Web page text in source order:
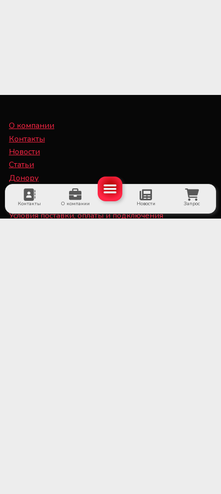
Контакты О компании Новости Запрос
О компании
Контакты
Новости
Статьи
Донору
Специалисту
Условия поставки, оплаты и подключения